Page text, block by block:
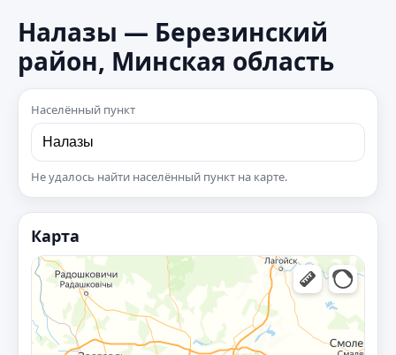
Налазы — Березинский
район, Минская область
Населённый пункт
Не удалось найти населённый пункт на карте.
Карта